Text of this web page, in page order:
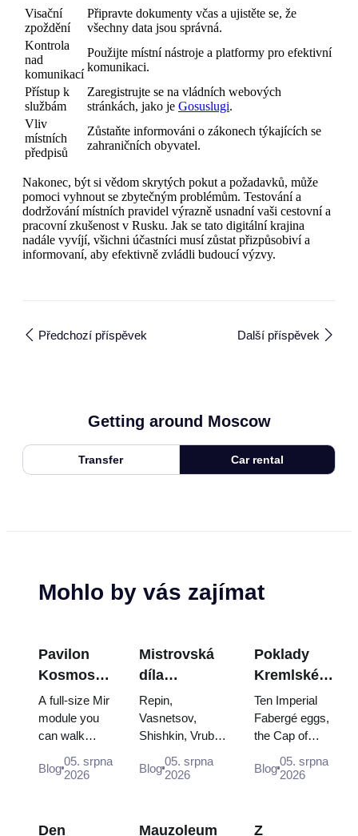
Visační
zpoždění
Připravte dokumenty včas a ujistěte se, že
všechny data jsou správná.
Kontrola
nad
komunikací
Použijte místní nástroje a platformy pro efektivní
komunikaci.
Přístup k
službám
Zaregistrujte se na vládních webových
stránkách, jako je Gosuslugi.
Vliv
místních
předpisů
Zůstaňte informováni o zákonech týkajících se
zahraničních obyvatel.
Nakonec, být si vědom skrytých pokut a požadavků, může
pomoci vyhnout se zbytečným problémům. Testování a
dodržování místních pravidel výrazně usnadní vaši cestovní a
pracovní zkušenost v Rusku. Jak se tato digitální krajina
nadále vyvíjí, všichni účastníci musí zůstat přizpůsobiví a
informovaní, aby efektivně zvládli budoucí výzvy.
Předchozí příspěvek Další příspěvek
Getting around Moscow
Transfer Car rental
Mohlo by vás zajímat
Pavilon
Kosmos
na VDNCh:
Uvnitř
největší
ruské
vesmírné
A full-size Mir
module you
can walk
Energia–
descent
Blog05. srpna
2026
Mistrovská
díla
Treťjakovské
galerie:
Obrazy, kvůli
kterým se
vyplatí
Repin,
Vasnetsov,
Shishkin, Vrubel,
Surikov — the
they hang, and
Blog05. srpna
2026
Poklady
Kremlské
zbrojnice:
Fabergého
vejce, trůny
korunovační
Ten Imperial
Fabergé eggs,
the Cap of
double throne of
coronation dress
Blog05. srpna
2026
Den
Mauzoleum
Z